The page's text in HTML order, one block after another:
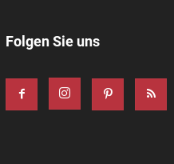
Folgen Sie uns